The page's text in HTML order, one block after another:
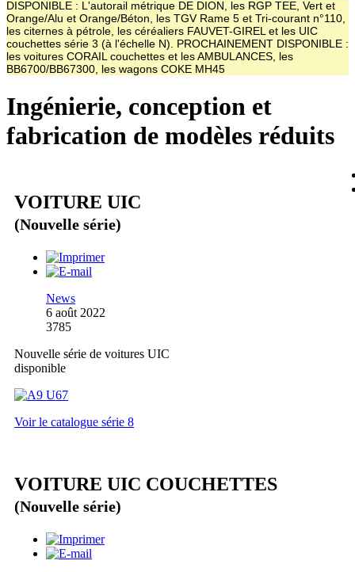
DISPONIBLE : L'autorail métrique DE DION, les RGP TEE, Vert et
Orange/Alu et Orange/Béton, les TGV Rame 5 et Tri-courant n°110,
les citernes à pétrole, les céréaliers FAUVET-GIREL et les UIC
couchettes série 3 (à l'échelle N). PROCHAINEMENT DISPONIBLE :
les voitures CORAIL couchettes et les AMBULANCES, les
BB6700/BB67300, les wagons COKE MH45
Ingénierie, conception et
fabrication de modèles réduits
VOITURE UIC
(Nouvelle série)
News
6 août 2022
3785
Nouvelle série de voitures UIC
disponible
Voir le catalogue série 8
VOITURE UIC COUCHETTES
(Nouvelle série)